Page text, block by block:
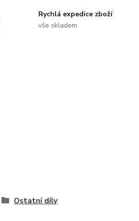
Rychlá expedice zboží
vše skladem
Ostatní díly